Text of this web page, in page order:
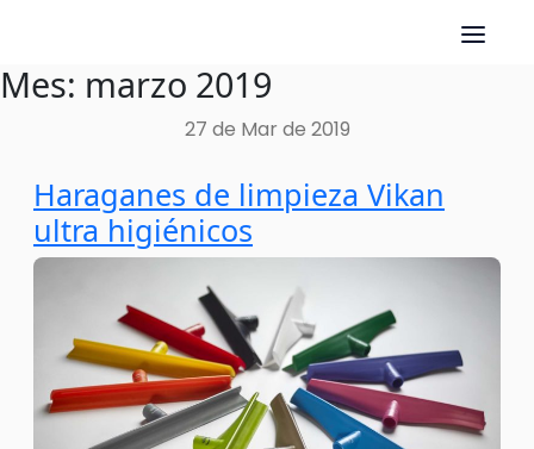
Skip
to
Mes: marzo 2019
27 de Mar de 2019
Haraganes de limpieza Vikan
ultra higiénicos